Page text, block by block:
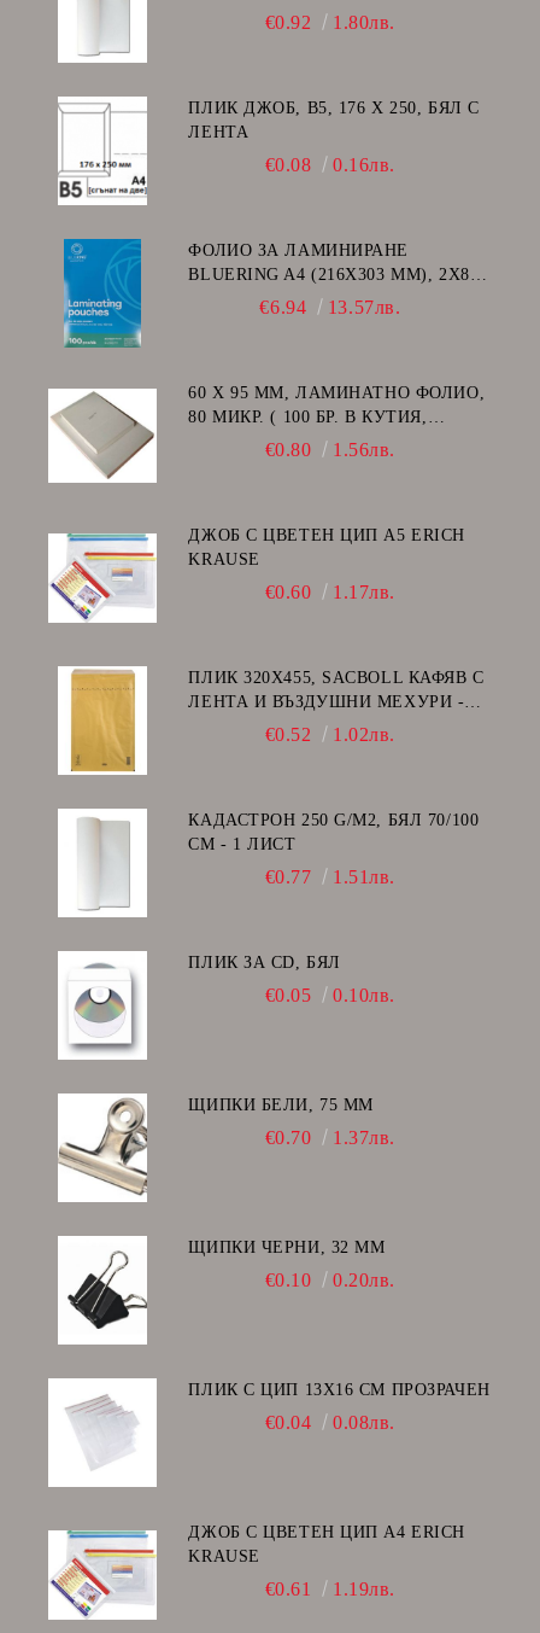
€0.92 1.80лв.
ПЛИК ДЖОБ, В5, 176 Х 250, БЯЛ С
ЛЕНТА
€0.08 0.16лв.
ФОЛИО ЗА ЛАМИНИРАНЕ
BLUERING A4 (216X303 MM), 2X80
МИКРОНА 100 БР.
€6.94 13.57лв.
60 Х 95 ММ, ЛАМИНАТНО ФОЛИО,
80 МИКР. ( 100 БР. В КУТИЯ,
€0.80 1.56лв.
ДЖОБ С ЦВЕТЕН ЦИП A5 ERICH
KRAUSE
€0.60 1.17лв.
ПЛИК 320Х455, SACBOLL КАФЯВ С
ЛЕНТА И ВЪЗДУШНИ МЕХУРИ -
€0.52 1.02лв.
КАДАСТРОН 250 G/M2, БЯЛ 70/100
СМ - 1 ЛИСТ
€0.77 1.51лв.
ПЛИК ЗА CD, БЯЛ
€0.05 0.10лв.
ЩИПКИ БЕЛИ, 75 ММ
€0.70 1.37лв.
ЩИПКИ ЧЕРНИ, 32 ММ
€0.10 0.20лв.
ПЛИК С ЦИП 13X16 CM ПРОЗРАЧЕН
€0.04 0.08лв.
ДЖОБ С ЦВЕТЕН ЦИП А4 ERICH
KRAUSE
€0.61 1.19лв.